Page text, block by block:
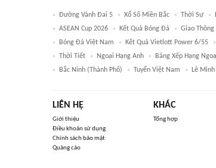
Đường Vành Đai 5 Xổ Số Miền Bắc Thời Sự
ASEAN Cup 2026
Kết Quả Bóng Đá Giao Thông
Bóng Đá Việt Nam
Kết Quả Vietlott Power 6/55
Thời Tiết
Ngoại Hạng Anh Bảng Xếp Hạng
Bắc Ninh (thành Phố)
Tuyển Việt Nam Lê
LIÊN HỆ
Giới thiệu
Điều khoản sử dụng
Chính sách bảo mật
Quảng cáo
KHÁC
Tổng hợp